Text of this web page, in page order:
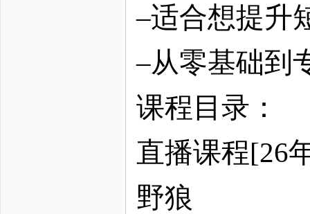
–适合想提升
–从零基础到
课程目录：
直播课程[26
野狼